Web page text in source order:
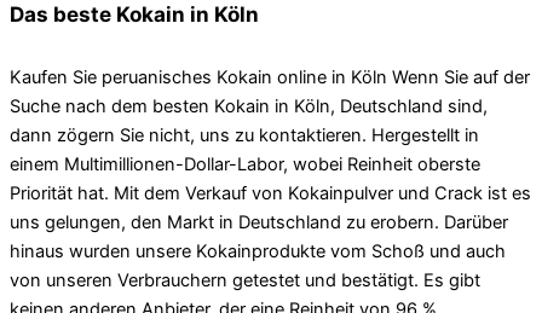
Das beste Kokain in Köln
Kaufen Sie peruanisches Kokain online in Köln Wenn Sie auf der
Suche nach dem besten Kokain in Köln, Deutschland sind,
dann zögern Sie nicht, uns zu kontaktieren. Hergestellt in
einem Multimillionen-Dollar-Labor, wobei Reinheit oberste
Priorität hat. Mit dem Verkauf von Kokainpulver und Crack ist es
uns gelungen, den Markt in Deutschland zu erobern. Darüber
hinaus wurden unsere Kokainprodukte vom Schoß und auch
von unseren Verbrauchern getestet und bestätigt. Es gibt